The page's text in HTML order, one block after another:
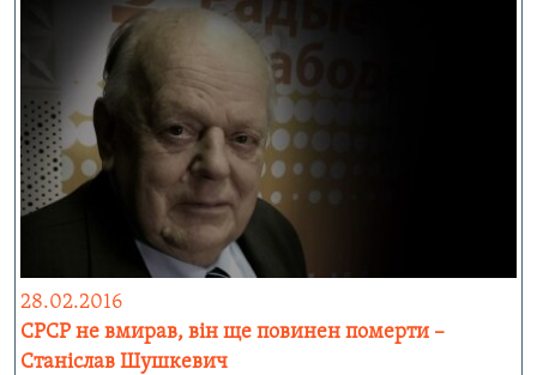
28.02.2016
СРСР не вмирав, він ще повинен померти –
Станіслав Шушкевич